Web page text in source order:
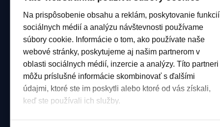
Na prispôsobenie obsahu a reklám, poskytovanie funkcií
sociálnych médií a analýzu návštevnosti používame
súbory cookie. Informácie o tom, ako používate naše
webové stránky, poskytujeme aj našim partnerom v
oblasti sociálnych médií, inzercie a analýzy. Títo partneri
môžu príslušné informácie skombinovať s ďalšími
údajmi, ktoré ste im poskytli alebo ktoré od vás získali,
keď ste používali ich služby.
General Info
info@worldcupjasna.sk
Accommodation teams
Marketing
marketing@worldcupjasna.sk
media@worldcupjasna.sk